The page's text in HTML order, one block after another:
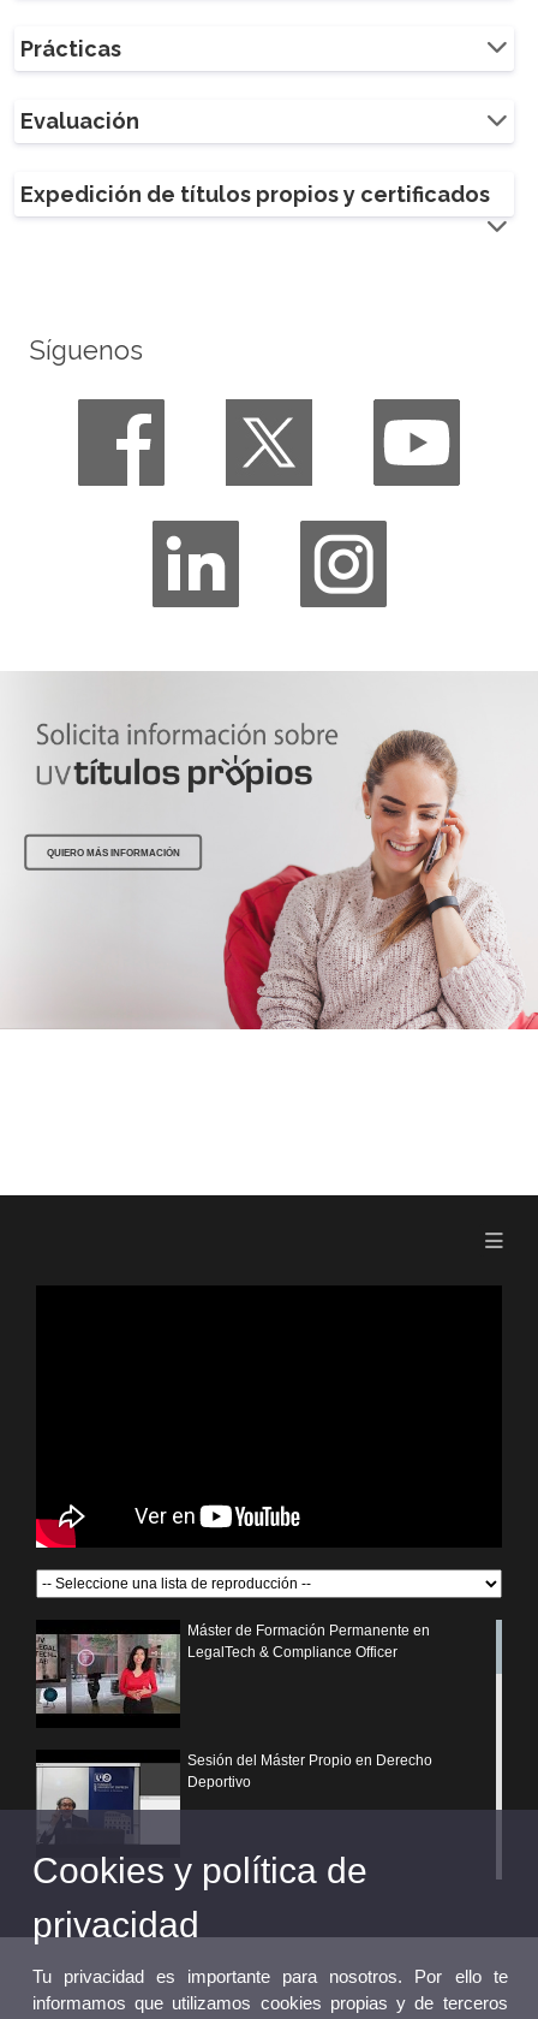
Prácticas
Evaluación
Expedición de títulos propios y certificados
Síguenos
QUIERO MÁS INFORMACIÓN
Máster de Formación Permanente en
LegalTech & Compliance Officer
Sesión del Máster Propio en Derecho
Deportivo
¿Por qué elegir un postgrado propio de la
Universitat de València?
Cookies y política de
privacidad
Tu privacidad es importante para nosotros. Por ello te
informamos que utilizamos cookies propias y de terceros